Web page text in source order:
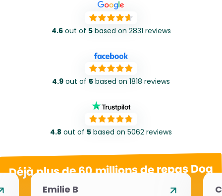
4.6out of 5based on 2831 reviews
4.9 out of 5 based on 1818 reviews
4.8 out of 5 based on 5062 reviews
Déjà plus de 60 millions de repas Dog
Emilie B